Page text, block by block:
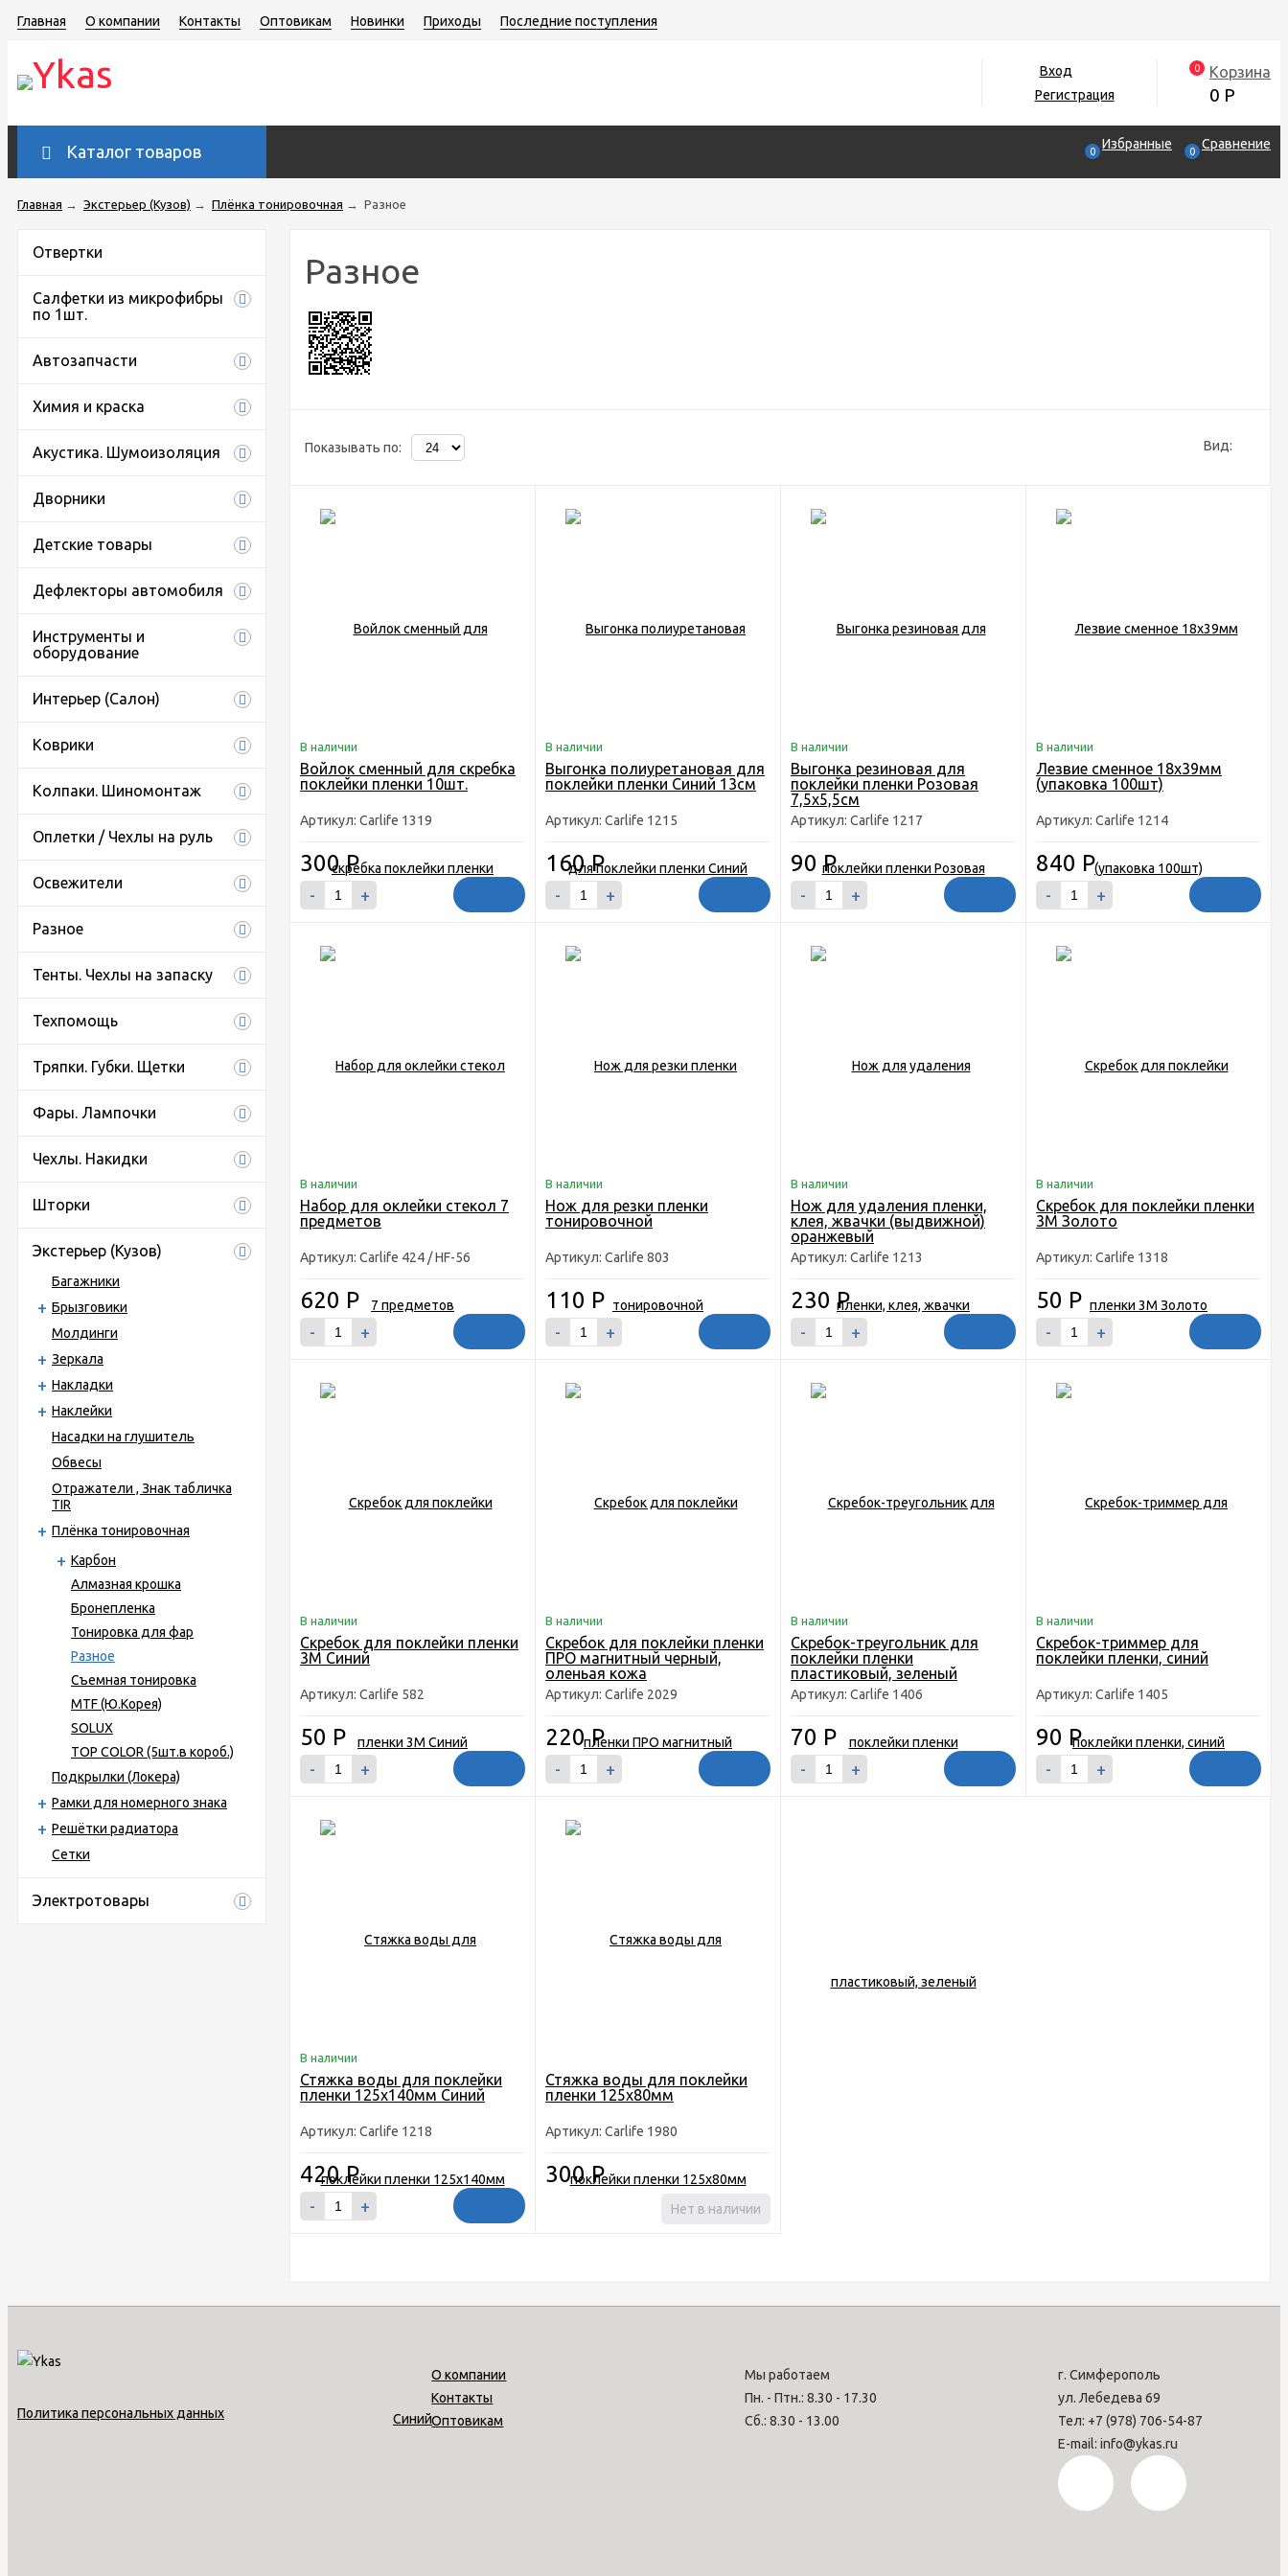
Главная О компании Контакты Оптовикам Новинки Приходы Последние поступления
Вход
Регистрация
0 Корзина
0 Р
Каталог товаров 0 Избранные 0 Сравнение
Главная → Экстерьер (Кузов) → Плёнка тонировочная → Разное
Отвертки
Салфетки из микрофибры
по 1шт.
Автозапчасти
Химия и краска
Акустика. Шумоизоляция
Дворники
Детские товары
Дефлекторы автомобиля
Инструменты и
оборудование
Интерьер (Салон)
Коврики
Колпаки. Шиномонтаж
Оплетки / Чехлы на руль
Освежители
Разное
Тенты. Чехлы на запаску
Техпомощь
Тряпки. Губки. Щетки
Фары. Лампочки
Чехлы. Накидки
Шторки
Экстерьер (Кузов)
Багажники
Брызговики
Молдинги
Зеркала
Накладки
Наклейки
Насадки на глушитель
Обвесы
Отражатели , Знак табличка
TIR
Плёнка тонировочная
Карбон
Алмазная крошка
Бронепленка
Тонировка для фар
Разное
Съемная тонировка
MTF (Ю.Корея)
SOLUX
TOP COLOR (5шт.в короб.)
Подкрылки (Локера)
Рамки для номерного знака
Решётки радиатора
Сетки
Электротовары
Разное
Показывать по: Вид:
В наличии
Войлок сменный для скребка
поклейки пленки 10шт.
Артикул: Carlife 1319
300Р
- +
В наличии
Выгонка полиуретановая для
поклейки пленки Синий 13см
Артикул: Carlife 1215
160Р
- +
В наличии
Выгонка резиновая для
поклейки пленки Розовая
7,5х5,5см
Артикул: Carlife 1217
90Р
- +
В наличии
Лезвие сменное 18x39мм
(упаковка 100шт)
Артикул: Carlife 1214
840 Р
- +
В наличии
Набор для оклейки стекол 7
предметов
Артикул: Carlife 424 / HF-56
620 Р
- +
В наличии
Нож для резки пленки
тонировочной
Артикул: Carlife 803
110 Р
- +
В наличии
Нож для удаления пленки,
клея, жвачки (выдвижной)
оранжевый
Артикул: Carlife 1213
230 Р
- +
В наличии
Скребок для поклейки пленки
3M Золото
Артикул: Carlife 1318
50 Р
- +
В наличии
Скребок для поклейки пленки
3M Синий
Артикул: Carlife 582
50 Р
- +
В наличии
Скребок для поклейки пленки
ПРО магнитный черный,
оленьая кожа
Артикул: Carlife 2029
220Р
- +
В наличии
Скребок-треугольник для
поклейки пленки
пластиковый, зеленый
Артикул: Carlife 1406
70 Р
- +
В наличии
Скребок-триммер для
поклейки пленки, синий
Артикул: Carlife 1405
90 Р
- +
В наличии
Стяжка воды для поклейки
пленки 125х140мм Синий
Артикул: Carlife 1218
420Р
- +
Стяжка воды для поклейки
пленки 125х80мм
Артикул: Carlife 1980
300Р
Нет в наличии
Политика персональных данных
О компании
Контакты
Оптовикам
Мы работаем
Пн. - Птн.: 8.30 - 17.30
Сб.: 8.30 - 13.00
г. Симферополь
ул. Лебедева 69
Тел: +7 (978) 706-54-87
E-mail: info@ykas.ru